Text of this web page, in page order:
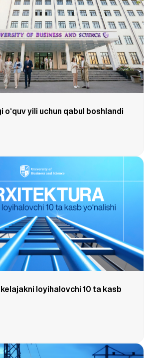
o‘quv yili uchun qabul boshlandi
loyihalovchi 10 ta kasb